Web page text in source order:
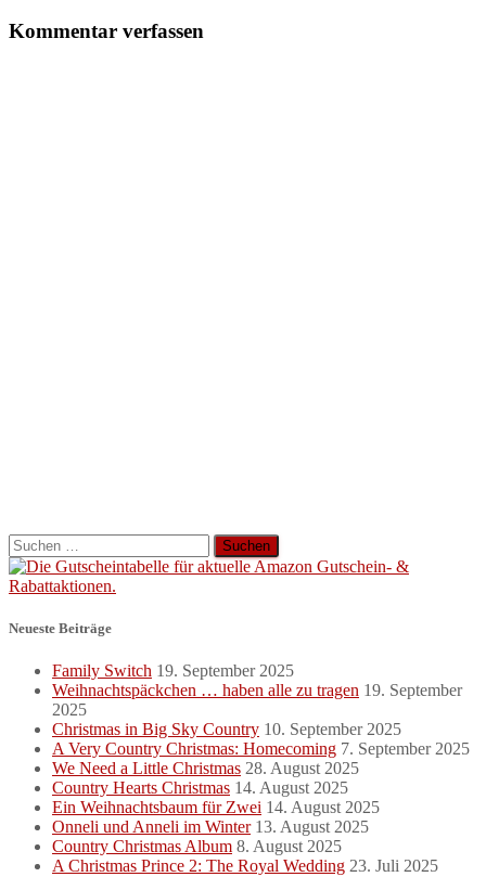
Kommentar verfassen
Suchen
nach:
Neueste Beiträge
Family Switch 19. September 2025
Weihnachtspäckchen … haben alle zu tragen 19. September
2025
Christmas in Big Sky Country 10. September 2025
A Very Country Christmas: Homecoming 7. September 2025
We Need a Little Christmas 28. August 2025
Country Hearts Christmas 14. August 2025
Ein Weihnachtsbaum für Zwei 14. August 2025
Onneli und Anneli im Winter 13. August 2025
Country Christmas Album 8. August 2025
A Christmas Prince 2: The Royal Wedding 23. Juli 2025